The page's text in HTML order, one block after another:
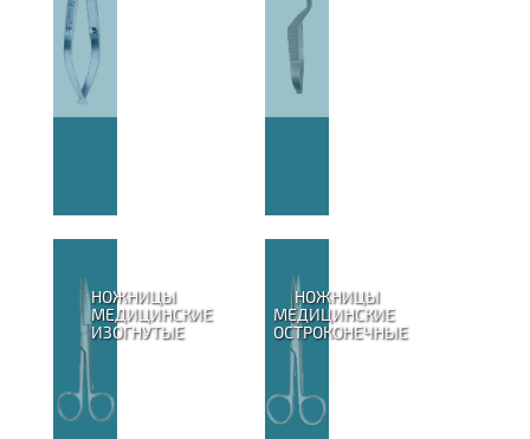
НОЖНИЦЫ
МЕДИЦИНСКИЕ
ИЗОГНУТЫЕ
НОЖНИЦЫ
МЕДИЦИНСКИЕ
ОСТРОКОНЕЧНЫЕ